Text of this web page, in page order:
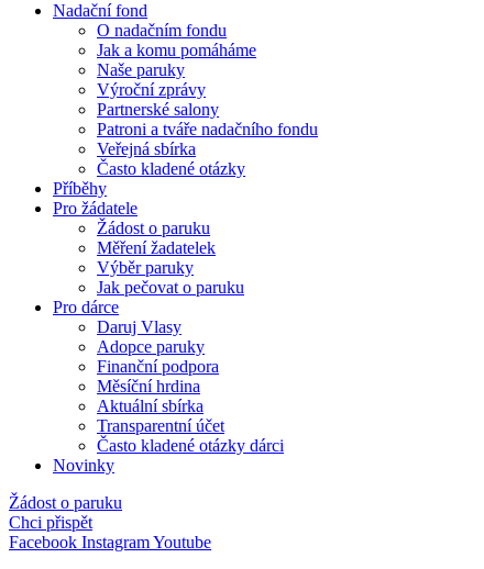
Nadační fond
O nadačním fondu
Jak a komu pomáháme
Naše paruky
Výroční zprávy
Partnerské salony
Patroni a tváře nadačního fondu
Veřejná sbírka
Často kladené otázky
Příběhy
Pro žádatele
Žádost o paruku
Měření žadatelek
Výběr paruky
Jak pečovat o paruku
Pro dárce
Daruj Vlasy
Adopce paruky
Finanční podpora
Měsíční hrdina
Aktuální sbírka
Transparentní účet
Často kladené otázky dárci
Novinky
Žádost o paruku
Chci přispět
Facebook InstagramYoutube